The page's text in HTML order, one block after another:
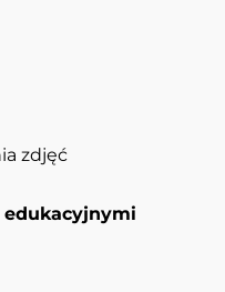
zdjęć
edukacyjnymi